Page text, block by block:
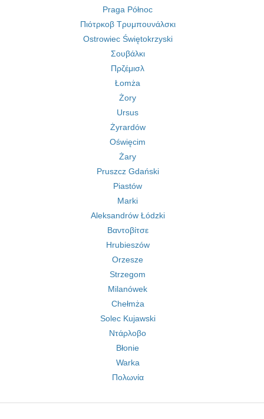
Praga Północ
Πιότρκοβ Τρυμπουνάλσκι
Ostrowiec Świętokrzyski
Σουβάλκι
Πρζέμισλ
Łomża
Żory
Ursus
Żyrardów
Oświęcim
Żary
Pruszcz Gdański
Piastów
Marki
Aleksandrów Łódzki
Βαντοβίτσε
Hrubieszów
Orzesze
Strzegom
Milanówek
Chełmża
Solec Kujawski
Ντάρλοβο
Błonie
Warka
Πολωνία